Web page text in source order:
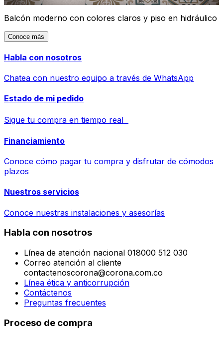
Balcón moderno con colores claros y piso en hidráulico
Conoce más
Habla con nosotros
Chatea con nuestro equipo a través de WhatsApp
Estado de mi pedido
Sigue tu compra en tiempo real
Financiamiento
Conoce cómo pagar tu compra y disfrutar de cómodos
plazos
Nuestros servicios
Conoce nuestras instalaciones y asesorías
Habla con nosotros
Línea de atención nacional 018000 512 030
Correo atención al cliente
contactenoscorona@corona.com.co
Línea ética y anticorrupción
Contáctenos
Preguntas frecuentes
Proceso de compra